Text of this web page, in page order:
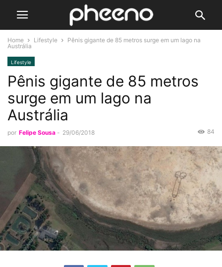
Home Lifestyle
Pênis gigante de 85 metros surge em um lago na
Austrália
Lifestyle
Pênis gigante de 85 metros
surge em um lago na
Austrália
por Felipe Sousa - 29/06/2018 84